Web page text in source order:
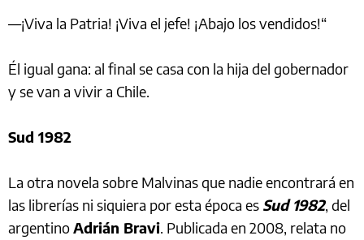
—¡Viva la Patria! ¡Viva el jefe! ¡Abajo los vendidos!“
Él igual gana: al final se casa con la hija del gobernador
y se van a vivir a Chile.
Sud 1982
La otra novela sobre Malvinas que nadie encontrará en
las librerías ni siquiera por esta época es Sud 1982, del
argentinoAdrián Bravi. Publicada en 2008, relata no